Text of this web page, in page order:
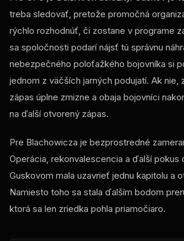
treba sledovať, pretože promočná
rýchlo rozhodnúť, či zostane v programe
sa spoločnosti podarí nájsť tú správnu
nebezpečného poloťažkého bojovníka si
jednom z väčších jarných podujatí. Ak nie,
zápas úplne zmizne a obaja bojovníci
na ďalší otvorený zápas.
Pre Blachowicza je bezprostredné
Operácia, rekonvalescencia a ďalší pokus
Guskovom mala uzavrieť jednu kapitolu a
Namiesto toho sa stala ďalším bodom
ktorá sa len zriedka pohla priamočiaro.